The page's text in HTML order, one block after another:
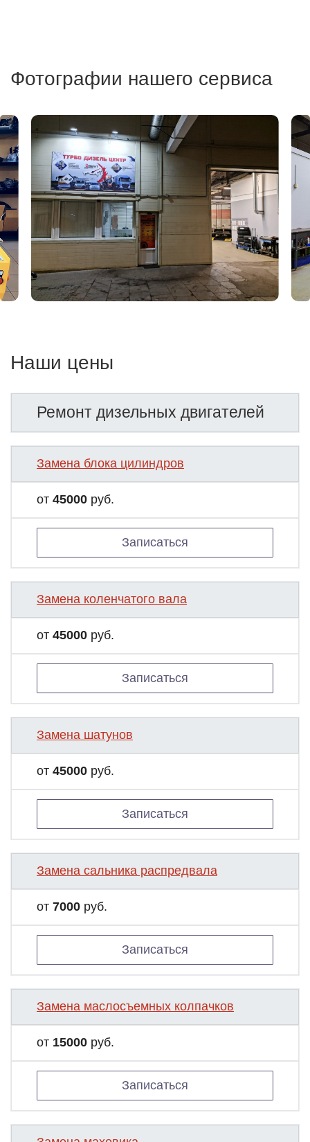
Фотографии нашего сервиса
Наши цены
Ремонт дизельных двигателей
Замена блока цилиндров
от 45000 руб.
Записаться
Замена коленчатого вала
от 45000 руб.
Записаться
Замена шатунов
от 45000 руб.
Записаться
Замена сальника распредвала
от 7000 руб.
Записаться
Замена маслосъемных колпачков
от 15000 руб.
Записаться